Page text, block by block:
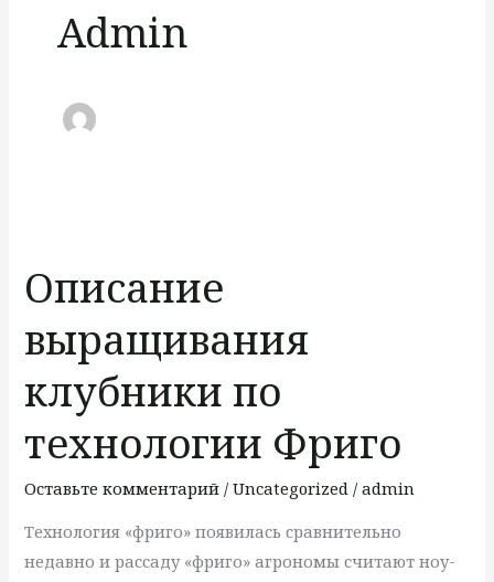
Admin
Описание
выращивания
клубники по
технологии Фриго
Оставьте комментарий /Uncategorized /admin
Технология «фриго» появилась сравнительно
недавно и рассаду «фриго» агрономы считают ноу-
клубники
технологии